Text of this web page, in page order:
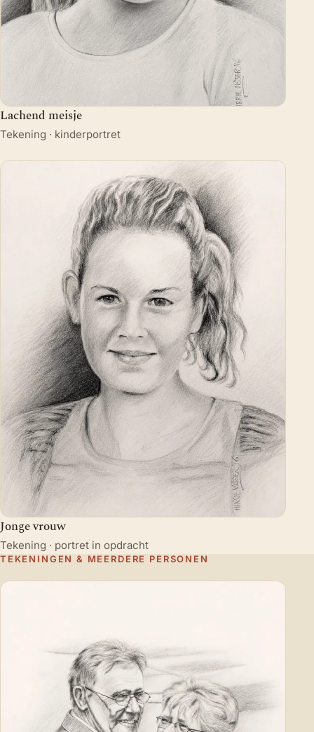
Lachend meisje
Tekening · kinderportret
Jonge vrouw
Tekening · portret in opdracht
TEKENINGEN & MEERDERE PERSONEN